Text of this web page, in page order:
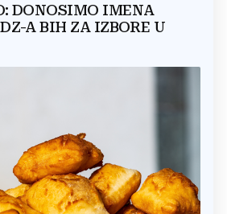
DONOSIMO IMENA
A BIH ZA IZBORE U